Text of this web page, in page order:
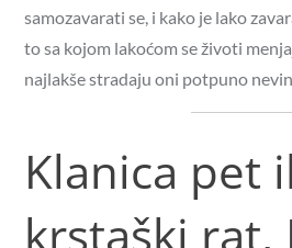
samozavarati se, i kako je lako
to sa kojom lakoćom se životi
najlakše stradaju oni potpuno
Klanica pet
krstaški rat,